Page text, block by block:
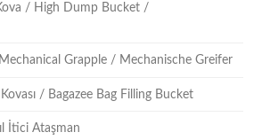
/ High Dump Bucket /
Grapple / Mechanische Greifer
/ Bagazee Bag Filling Bucket
İtici Ataşman